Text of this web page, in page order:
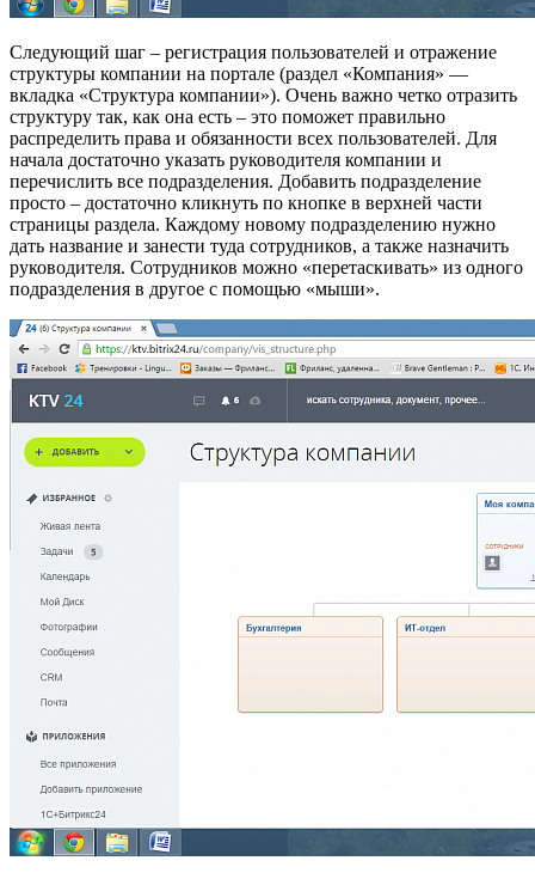
Следующий шаг – регистрация пользователей и отражение
структуры компании на портале (раздел «Компания» —
вкладка «Структура компании»). Очень важно четко отразить
структуру так, как она есть – это поможет правильно
распределить права и обязанности всех пользователей. Для
начала достаточно указать руководителя компании и
перечислить все подразделения. Добавить подразделение
просто – достаточно кликнуть по кнопке в верхней части
страницы раздела. Каждому новому подразделению нужно
дать название и занести туда сотрудников, а также назначить
руководителя. Сотрудников можно «перетаскивать» из одного
подразделения в другое с помощью «мыши».